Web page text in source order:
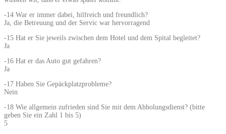
-14 War er immer dabei, hilfreich und freundlich?
Ja, die Betreuung und der Servic war hervorragend
-15 Hat er Sie jeweils zwischen dem Hotel und dem Spital begleitet?
Ja
-16 Hat er das Auto gut gefahren?
Ja
-17 Haben Sie Gepäckplatzprobleme?
Nein
-18 Wie allgemein zufrieden sind Sie mit dem Abholungsdienst? (bitte
geben Sie ein Zahl 1 bis 5)
5